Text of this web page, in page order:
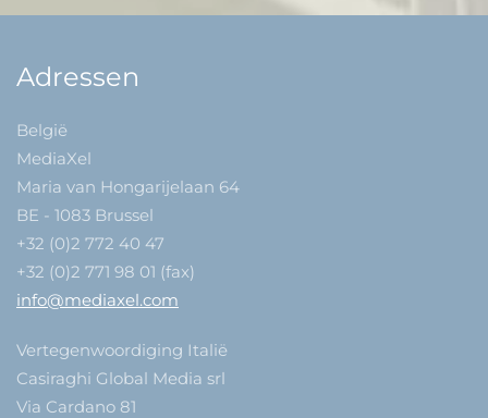
Adressen
België
MediaXel
Maria van Hongarijelaan 64
BE - 1083 Brussel
+32 (0)2 772 40 47
+32 (0)2 771 98 01 (fax)
info@mediaxel.com
Vertegenwoordiging Italië
Casiraghi Global Media srl
Via Cardano 81